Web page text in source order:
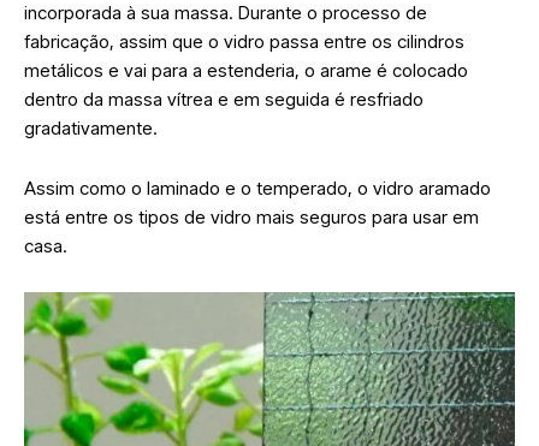
incorporada à sua massa. Durante o processo de
fabricação, assim que o vidro passa entre os cilindros
metálicos e vai para a estenderia, o arame é colocado
dentro da massa vítrea e em seguida é resfriado
gradativamente.
Assim como o laminado e o temperado, o vidro aramado
está entre os tipos de vidro mais seguros para usar em
casa.